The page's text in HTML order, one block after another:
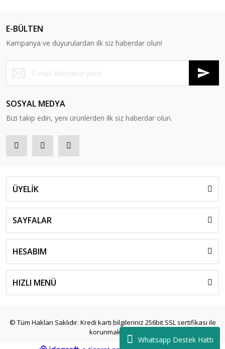
Whatsapp Destek Hattı
E-BÜLTEN
Kampanya ve duyurulardan ilk siz haberdar olun!
SOSYAL MEDYA
Bizi takip edin, yeni ürünlerden ilk siz haberdar olun.
ÜYELİK
SAYFALAR
HESABIM
HIZLI MENÜ
© Tüm Hakları Saklıdır. Kredi kartı bilgileriniz 256bit SSL sertifikası ile
korunmaktadır.